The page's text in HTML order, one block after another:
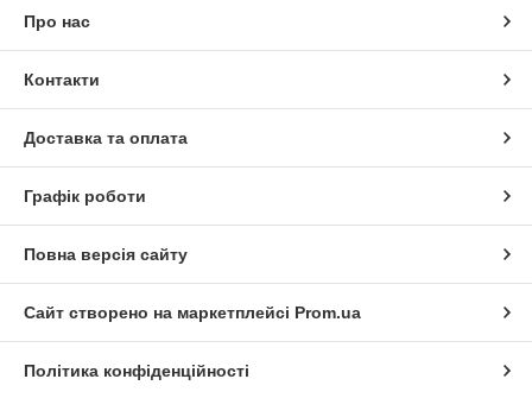
Про нас
Контакти
Доставка та оплата
Графік роботи
Повна версія сайту
Сайт створено на маркетплейсі Prom.ua
Політика конфіденційності